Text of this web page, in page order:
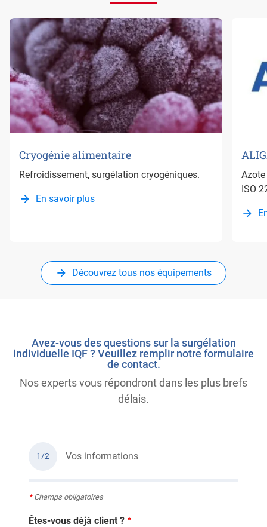
Cryogénie alimentaire
Refroidissement, surgélation cryogéniques.
En savoir plus
ISO
Découvrez tous nos équipements
Avez-vous des questions sur la surgélation
individuelle IQF ? Veuillez remplir notre formulaire
de contact.
Nos experts vous répondront dans les plus brefs
délais.
1/2 Vos informations
*Champs obligatoires
Êtes-vous déjà client ?